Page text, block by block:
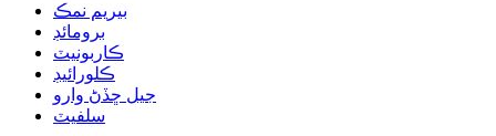
بيريم نمڪ
برومائڊ
ڪاربونيٽ
ڪلورائيڊ
جيل ڇڏڻ وارو
سلفيٽ